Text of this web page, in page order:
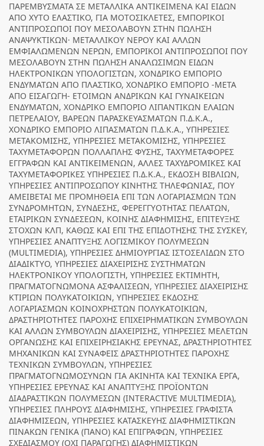
ΠΑΡΕΜΒΥΣΜΑΤΑ ΣΕ ΜΕΤΑΛΛΙΚΑ ΑΝΤΙΚΕΙΜΕΝΑ ΚΑΙ ΕΙΔΩΝ
ΑΠΟ ΧΥΤΟ ΕΛΑΣΤΙΚΟ, ΓΙΑ ΜΟΤΟΣΙΚΛΕΤΕΣ, ΕΜΠΟΡΙΚΟΙ
ΑΝΤΙΠΡΟΣΩΠΟΙ ΠΟΥ ΜΕΣΟΛΑΒΟΥΝ ΣΤΗΝ ΠΩΛΗΣΗ
ΑΝΑΨΥΚΤΙΚΩΝ· ΜΕΤΑΛΛΙΚΟΥ ΝΕΡΟΥ ΚΑΙ ΑΛΛΩΝ
ΕΜΦΙΑΛΩΜΕΝΩΝ ΝΕΡΩΝ, ΕΜΠΟΡΙΚΟΙ ΑΝΤΙΠΡΟΣΩΠΟΙ ΠΟΥ
ΜΕΣΟΛΑΒΟΥΝ ΣΤΗΝ ΠΩΛΗΣΗ ΑΝΑΛΩΣΙΜΩΝ ΕΙΔΩΝ
ΗΛΕΚΤΡΟΝΙΚΩΝ ΥΠΟΛΟΓΙΣΤΩΝ, ΧΟΝΔΡΙΚΟ ΕΜΠΟΡΙΟ
ΕΝΔΥΜΑΤΩΝ ΑΠΟ ΠΛΑΣΤΙΚΟ, ΧΟΝΔΡΙΚΟ ΕΜΠΟΡΙΟ -ΜΕΤΑ
ΑΠΟ ΕΙΣΑΓΩΓΗ- ΕΤΟΙΜΩΝ ΑΝΔΡΙΚΩΝ ΚΑΙ ΓΥΝΑΙΚΕΙΩΝ
ΕΝΔΥΜΑΤΩΝ, ΧΟΝΔΡΙΚΟ ΕΜΠΟΡΙΟ ΛΙΠΑΝΤΙΚΩΝ ΕΛΑΙΩΝ
ΠΕΤΡΕΛΑΙΟΥ, ΒΑΡΕΩΝ ΠΑΡΑΣΚΕΥΑΣΜΑΤΩΝ Π.Δ.Κ.Α.,
ΧΟΝΔΡΙΚΟ ΕΜΠΟΡΙΟ ΛΙΠΑΣΜΑΤΩΝ Π.Δ.Κ.Α., ΥΠΗΡΕΣΙΕΣ
ΜΕΤΑΚΟΜΙΣΗΣ, ΥΠΗΡΕΣΙΕΣ ΜΕΤΑΚΟΜΙΣΗΣ, ΥΠΗΡΕΣΙΕΣ
ΤΑΧΥΜΕΤΑΦΟΡΩΝ ΠΟΛΛΑΠΛΗΣ ΦΥΣΗΣ, ΤΑΧΥΜΕΤΑΦΟΡΕΣ
ΕΓΓΡΑΦΩΝ ΚΑΙ ΑΝΤΙΚΕΙΜΕΝΩΝ, ΑΛΛΕΣ ΤΑΧΥΔΡΟΜΙΚΕΣ ΚΑΙ
ΤΑΧΥΜΕΤΑΦΟΡΙΚΕΣ ΥΠΗΡΕΣΙΕΣ Π.Δ.Κ.Α., ΕΚΔΟΣΗ ΒΙΒΛΙΩΝ,
ΥΠΗΡΕΣΙΕΣ ΑΝΤΙΠΡΟΣΩΠΟΥ ΚΙΝΗΤΗΣ ΤΗΛΕΦΩΝΙΑΣ, ΠΟΥ
ΑΜΕΙΒΕΤΑΙ ΜΕ ΠΡΟΜΗΘΕΙΑ ΕΠΙ ΤΩΝ ΛΟΓΑΡΙΑΣΜΩΝ ΤΩΝ
ΣΥΝΔΡΟΜΗΤΩΝ, ΣΥΝΔΕΣΗΣ, ΦΕΡΕΓΓΥΟΤΗΤΑΣ ΠΕΛΑΤΩΝ,
ΕΤΑΙΡΙΚΩΝ ΣΥΝΔΕΣΕΩΝ, ΚΟΙΝΗΣ ΔΙΑΦΗΜΙΣΗΣ, ΕΠΙΤΕΥΞΗΣ
ΣΤΟΧΩΝ ΚΛΠ, ΚΑΘΩΣ ΚΑΙ ΕΠΙ ΤΗΣ ΕΠΙΔΟΤΗΣΗΣ ΤΗΣ ΣΥΣΚΕΥ,
ΥΠΗΡΕΣΙΕΣ ΑΝΑΠΤΥΞΗΣ ΛΟΓΙΣΜΙΚΟΥ ΠΟΛΥΜΕΣΩΝ
(MULTIMEDIA), ΥΠΗΡΕΣΙΕΣ ΔΗΜΙΟΥΡΓΙΑΣ ΙΣΤΟΣΕΛΙΔΩΝ ΣΤΟ
ΔΙΑΔΙΚΤΥΟ, ΥΠΗΡΕΣΙΕΣ ΔΙΑΧΕΙΡΙΣΗΣ ΣΥΣΤΗΜΑΤΩΝ
ΗΛΕΚΤΡΟΝΙΚΟΥ ΥΠΟΛΟΓΙΣΤΗ, ΥΠΗΡΕΣΙΕΣ ΕΚΤΙΜΗΤΗ,
ΠΡΑΓΜΑΤΟΓΝΩΜΟΝΑ ΑΣΦΑΛΙΣΕΩΝ, ΥΠΗΡΕΣΙΕΣ ΔΙΑΧΕΙΡΙΣΗΣ
ΚΤΙΡΙΩΝ ΠΟΛΥΚΑΤΟΙΚΙΩΝ, ΥΠΗΡΕΣΙΕΣ ΕΚΔΟΣΗΣ
ΛΟΓΑΡΙΑΣΜΩΝ ΚΟΙΝΟΧΡΗΣΤΩΝ ΠΟΛΥΚΑΤΟΙΚΙΩΝ,
ΔΡΑΣΤΗΡΙΟΤΗΤΕΣ ΠΑΡΟΧΗΣ ΕΠΙΧΕΙΡΗΜΑΤΙΚΩΝ ΣΥΜΒΟΥΛΩΝ
ΚΑΙ ΑΛΛΩΝ ΣΥΜΒΟΥΛΩΝ ΔΙΑΧΕΙΡΙΣΗΣ, ΥΠΗΡΕΣΙΕΣ ΜΕΛΕΤΩΝ
ΟΡΓΑΝΩΣΗΣ ΚΑΙ ΕΠΙΧΕΙΡΗΣΙΑΚΗΣ ΕΡΕΥΝΑΣ, ΔΡΑΣΤΗΡΙΟΤΗΤΕΣ
ΜΗΧΑΝΙΚΩΝ ΚΑΙ ΣΥΝΑΦΕΙΣ ΔΡΑΣΤΗΡΙΟΤΗΤΕΣ ΠΑΡΟΧΗΣ
ΤΕΧΝΙΚΩΝ ΣΥΜΒΟΥΛΩΝ, ΥΠΗΡΕΣΙΕΣ
ΠΡΑΓΜΑΤΟΓΝΩΜΟΣΥΝΩΝ ΓΙΑ ΑΚΙΝΗΤΑ ΚΑΙ ΤΕΧΝΙΚΑ ΕΡΓΑ,
ΥΠΗΡΕΣΙΕΣ ΕΡΕΥΝΑΣ ΚΑΙ ΑΝΑΠΤΥΞΗΣ ΠΡΟΪΟΝΤΩΝ
ΔΙΑΔΡΑΣΤΙΚΩΝ ΠΟΛΥΜΕΣΩΝ (INTERACTIVE MULTIMEDIA),
ΥΠΗΡΕΣΙΕΣ ΠΛΗΡΟΥΣ ΔΙΑΦΗΜΙΣΗΣ, ΥΠΗΡΕΣΙΕΣ ΓΡΑΦΙΣΤΑ
ΔΙΑΦΗΜΙΣΕΩΝ, ΥΠΗΡΕΣΙΕΣ ΚΑΤΑΣΚΕΥΗΣ ΔΙΑΦΗΜΙΣΤΙΚΩΝ
ΠΙΝΑΚΩΝ ΓΕΝΙΚΑ (ΠΑΝΟ) ΚΑΙ ΕΠΙΓΡΑΦΩΝ, ΥΠΗΡΕΣΙΕΣ
ΣΧΕΔΙΑΣΜΟΥ (ΟΧΙ ΠΑΡΑΓΩΓΗΣ) ΔΙΑΦΗΜΙΣΤΙΚΩΝ